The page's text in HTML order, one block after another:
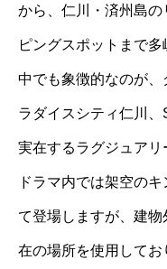
から、仁川・済州島
ピングスポットまで多
中でも象徴的なのが
ラダイスシティ仁川、
実在するラグジュアリ
ドラマ内では架空の
て登場しますが、建
在の場所を使用して